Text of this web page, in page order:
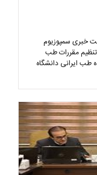
خبری سمپوزیوم
مقررات طب
آبان ۱۴۰۳، در دانشکده طب ایرانی دانشگاه